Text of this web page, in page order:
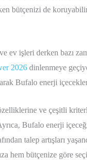
bütçenizi de
ev işleri derken bazı
2026dinlenmeye
Bufalo enerji
ve çeşitli
Bufalo enerji
talep artışları
hem bütçenize göre